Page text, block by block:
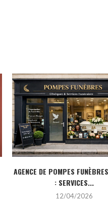
AGENCE DE POMPES
: SERVICES...
12/04/2026